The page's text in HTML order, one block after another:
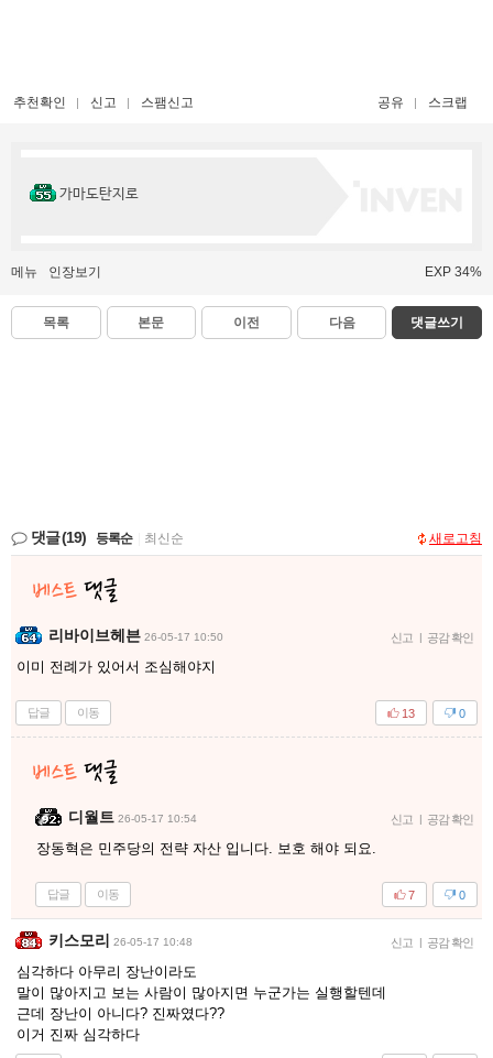
추천확인 신고 스팸신고 공유 스크랩
가마도탄지로
메뉴 인장보기 EXP 34%
목록 본문 이전 다음 댓글쓰기
댓글(19) 등록순 최신순 새로고침
리바이브헤븐 26-05-17 10:50 신고 | 공감 확인
이미 전례가 있어서 조심해야지
답글 이동 0
13
디월트 26-05-17 10:54 신고 | 공감 확인
장동혁은 민주당의 전략 자산 입니다. 보호 해야 되요.
답글 이동 0
7
키스모리 26-05-17 10:48 신고 | 공감 확인
심각하다 아무리 장난이라도
말이 많아지고 보는 사람이 많아지면 누군가는 실행할텐데
근데 장난이 아니다? 진짜였다??
이거 진짜 심각하다